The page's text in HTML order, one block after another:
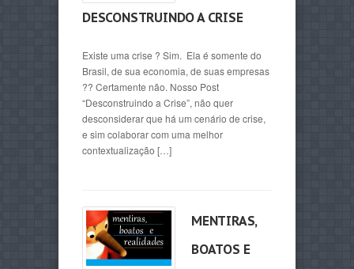
DESCONSTRUINDO A CRISE
Existe uma crise ? Sim. Ela é somente do
Brasil, de sua economia, de suas empresas
?? Certamente não. Nosso Post
“Desconstruindo a Crise”, não quer
desconsiderar que há um cenário de crise,
e sim colaborar com uma melhor
contextualização […]
MENTIRAS,
BOATOS E